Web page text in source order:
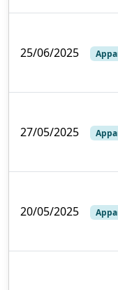
25/06/2025
27/05/2025
20/05/2025